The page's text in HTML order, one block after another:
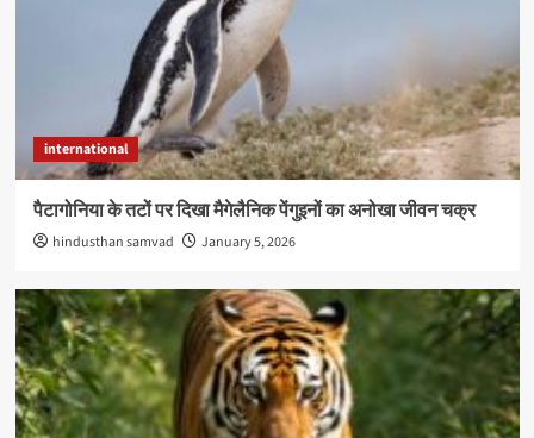
international
पैटागोनिया के तटों पर दिखा मैगेलैनिक पेंगुइनों का अनोखा जीवन चक्र
hindusthan samvad January 5, 2026